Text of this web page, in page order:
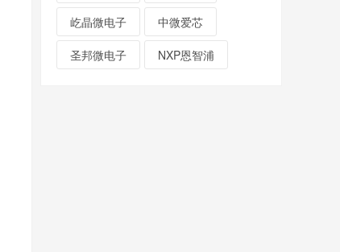
屹晶微电子 中微爱芯
圣邦微电子 NXP恩智浦